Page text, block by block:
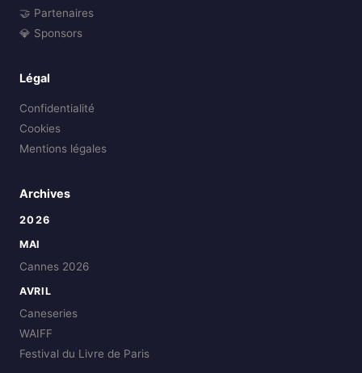
🤝 Partenaires
💎 Sponsors
Légal
Confidentialité
Cookies
Mentions légales
Archives
2026
MAI
Cannes 2026
AVRIL
Caneseries
WAIFF
Festival du Livre de Paris